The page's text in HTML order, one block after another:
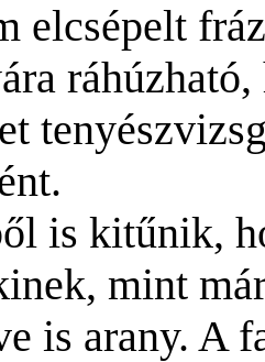
elcsépelt
is kitűnik,
mint
is arany. A